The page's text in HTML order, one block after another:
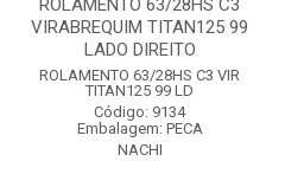
ROLAMENTO 63/28HS C3
VIRABREQUIM TITAN125 99
LADO DIREITO
ROLAMENTO 63/28HS C3 VIR
TITAN125 99 LD
Código: 9134
Embalagem: PECA
NACHI